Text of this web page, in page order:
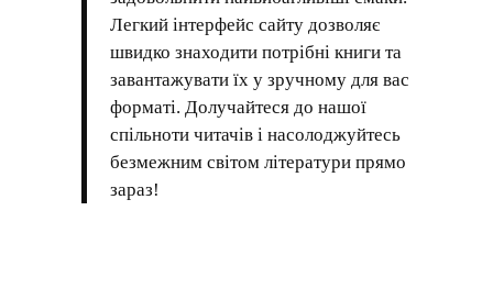
Легкий інтерфейс сайту дозволяє
швидко знаходити потрібні книги та
завантажувати їх у зручному для вас
форматі. Долучайтеся до нашої
спільноти читачів і насолоджуйтесь
безмежним світом літератури прямо
зараз!